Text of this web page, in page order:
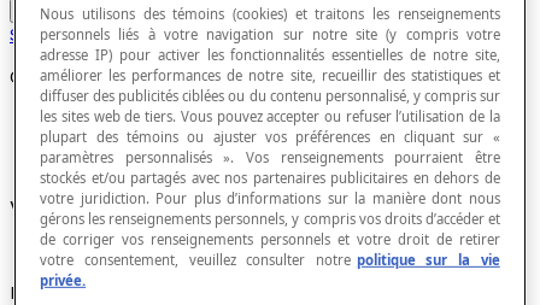
Aller
Statistiques
Caractéristique de dispersion
Valeur particulière d'unemesure de dispersion.
Recherche par thème
Nous utilisons des témoins (cookies) et traitons les renseignements
personnels liés à votre navigation sur notre site (y compris votre
adresse IP) pour activer les fonctionnalités essentielles de notre site,
améliorer les performances de notre site, recueillir des statistiques et
diffuser des publicités ciblées ou du contenu personnalisé, y compris sur
les sites web de tiers. Vous pouvez accepter ou refuser l’utilisation de la
plupart des témoins ou ajuster vos préférences en cliquant sur «
paramètres personnalisés ». Vos renseignements pourraient être
stockés et/ou partagés avec nos partenaires publicitaires en dehors de
votre juridiction. Pour plus d’informations sur la manière dont nous
gérons les renseignements personnels, y compris vos droits d’accéder et
de corriger vos renseignements personnels et votre droit de retirer
votre consentement, veuillez consulter notre politique sur la vie
privée.